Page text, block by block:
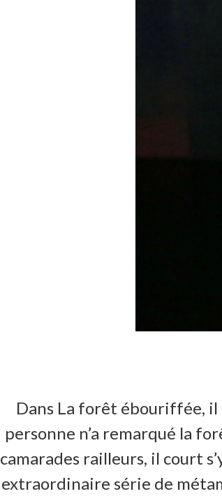
Dans La forêt ébouriffée, il
personne n’a remarqué la
camarades railleurs, il court
extraordinaire série de